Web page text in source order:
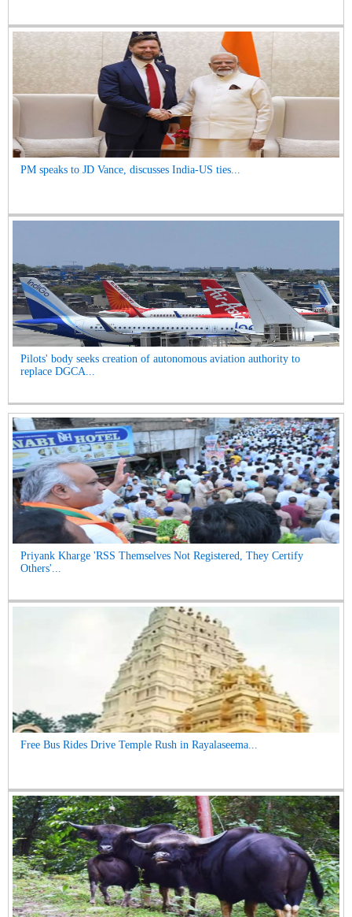
PM speaks to JD Vance, discusses India-US ties...
Pilots' body seeks creation of autonomous aviation authority to
replace DGCA...
Priyank Kharge 'RSS Themselves Not Registered, They Certify
Others'...
Free Bus Rides Drive Temple Rush in Rayalaseema...